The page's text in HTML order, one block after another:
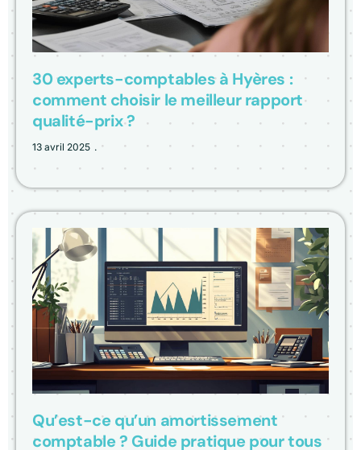
30 experts-comptables à Hyères :
comment choisir le meilleur rapport
qualité-prix ?
13 avril 2025
Qu’est-ce qu’un amortissement
comptable ? Guide pratique pour tous